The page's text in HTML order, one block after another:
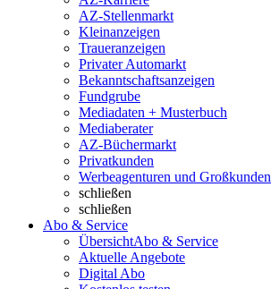
AZ-Stellenmarkt
Kleinanzeigen
Traueranzeigen
Privater Automarkt
Bekanntschaftsanzeigen
Fundgrube
Mediadaten + Musterbuch
Mediaberater
AZ-Büchermarkt
Privatkunden
Werbeagenturen und Großkunden
schließen
schließen
Abo & Service
ÜbersichtAbo & Service
Aktuelle Angebote
Digital Abo